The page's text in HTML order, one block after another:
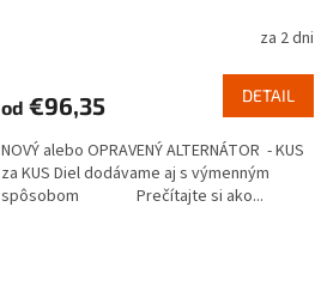
za 2 dni
od €96,35 DETAIL
NOVÝ alebo OPRAVENÝ ALTERNÁTOR - KUS
za KUS Diel dodávame aj s výmenným
spôsobom Prečítajte si ako...